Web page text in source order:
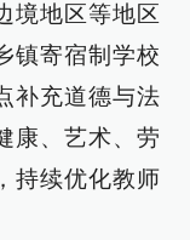
境地区等地区
镇寄宿制学校
补充道德与法
康、艺术、劳
持续优化教师